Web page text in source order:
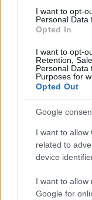
I want to opt-
Personal Data
Opted In
I want to opt-
Retention,
Personal Data
Purposes for
Opted Out
Google
I want to allow
related to
device
I want to allow
Google for
A
emlékezetes
vándor, a
között
viszont a
szerint
Mark Bailey
ritka égi
üstökös
Nap